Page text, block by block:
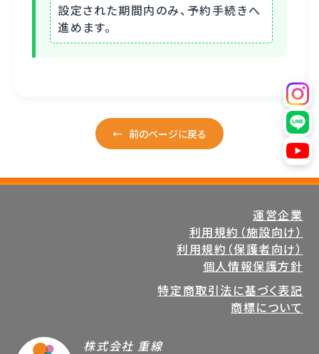
設定された期間内のみ、予約手続きへ
進めます。
← 前のページに戻る
運営企業
利用規約（施設向け）
利用規約（保護者向け）
個人情報保護方針
特定商取引法に基づく表記
商標について
株式会社 重線